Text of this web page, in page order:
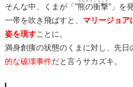
そんな中、くまが「”熊の衝撃”」を
一帯を吹き飛ばすと、 マリージョア
姿を現すことに。
満身創痍の状態のくまに対し、先日
的な破壊事件だと言うサカズキ。